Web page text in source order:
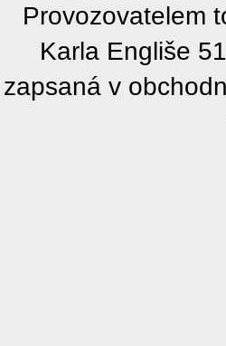
Provozovatelem
Karla Engliše
zapsaná v